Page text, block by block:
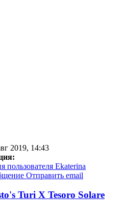
2019, 14:43
пользователя Ekaterina
Отправить email
Turi X Tesoro Solare